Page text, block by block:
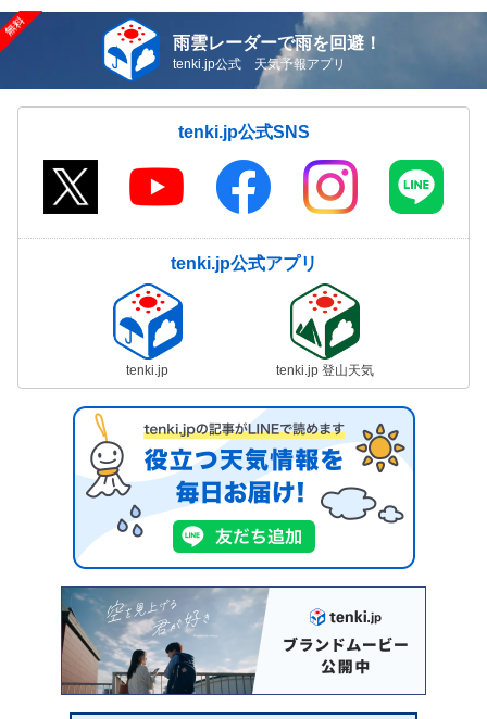
雨雲レーダーで雨を回避！
tenki.jp公式 天気予報アプリ
tenki.jp公式SNS
tenki.jp公式アプリ
tenki.jp tenki.jp 登山天気